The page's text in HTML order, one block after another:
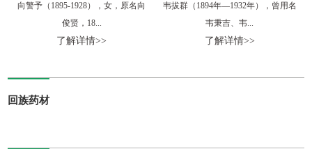
向警予（1895-1928），女，原名向
俊贤，18...
了解详情>>
韦拔群（1894年—1932年），曾用名
韦秉吉、韦...
了解详情>>
回族药材